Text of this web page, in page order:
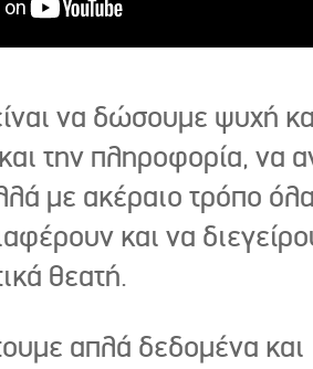
να δώσουμε ψυχή
την πληροφορία, να
με ακέραιο τρόπο
και να
θεατή.
απλά δεδομένα και